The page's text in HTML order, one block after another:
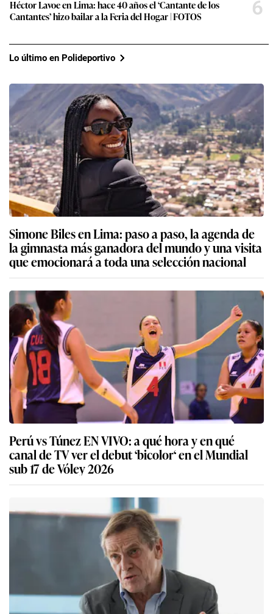
Héctor Lavoe en Lima: hace 40 años el ‘Cantante de los
Cantantes’ hizo bailar a la Feria del Hogar | FOTOS
6
Lo último en Polideportivo
Simone Biles en Lima: paso a paso, la agenda de
la gimnasta más ganadora del mundo y una visita
que emocionará a toda una selección nacional
Perú vs Túnez EN VIVO: a qué hora y en qué
canal de TV ver el debut ‘bicolor‘ en el Mundial
sub 17 de Vóley 2026